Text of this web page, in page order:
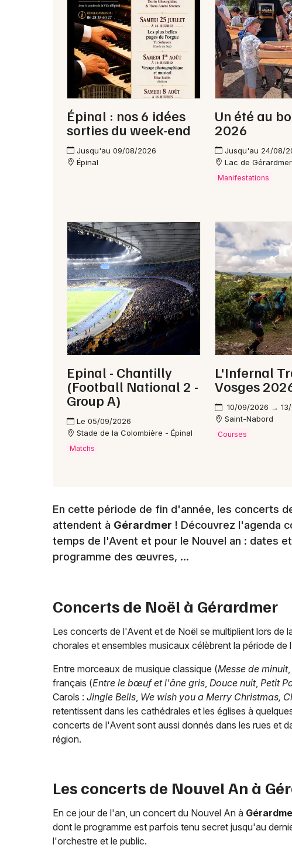
Épinal : nos 6 idées
sorties du week-end
Jusqu'au 09/08/2026
Épinal
Un été au
2026
Jusqu'au 24/08/
Lac de Gérardmer
Manifestations
Epinal - Chantilly
(Football National 2 -
Group A)
Le 05/09/2026
Stade de la Colombière - Épinal
Matchs
L'Infernal
Vosges
10/09/2026 →
Saint-Nabord
Courses
En cette période de fin d'année, les concerts
attendent à Gérardmer ! Découvrez l'agenda
temps de l'Avent et pour le Nouvel an : dates
programme des œuvres, ...
Concerts de Noël à Gérardmer
Les concerts de l'Avent et de Noël se multiplient lors de
chorales et ensembles musicaux célèbrent la période
Entre morceaux de musique classique (Messe de minuit,
français (Entre le bœuf et l'âne gris, Douce nuit, Petit
Carols : Jingle Bells, We wish you a Merry Christmas,
retentissent dans les cathédrales et les églises à
concerts de l'Avent sont aussi donnés dans les rues et
région.
Les concerts de Nouvel An à
En ce jour de l'an, un concert du Nouvel An à
dont le programme est parfois tenu secret jusqu'au
l'orchestre et le public.